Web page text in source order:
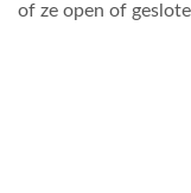
of ze open of